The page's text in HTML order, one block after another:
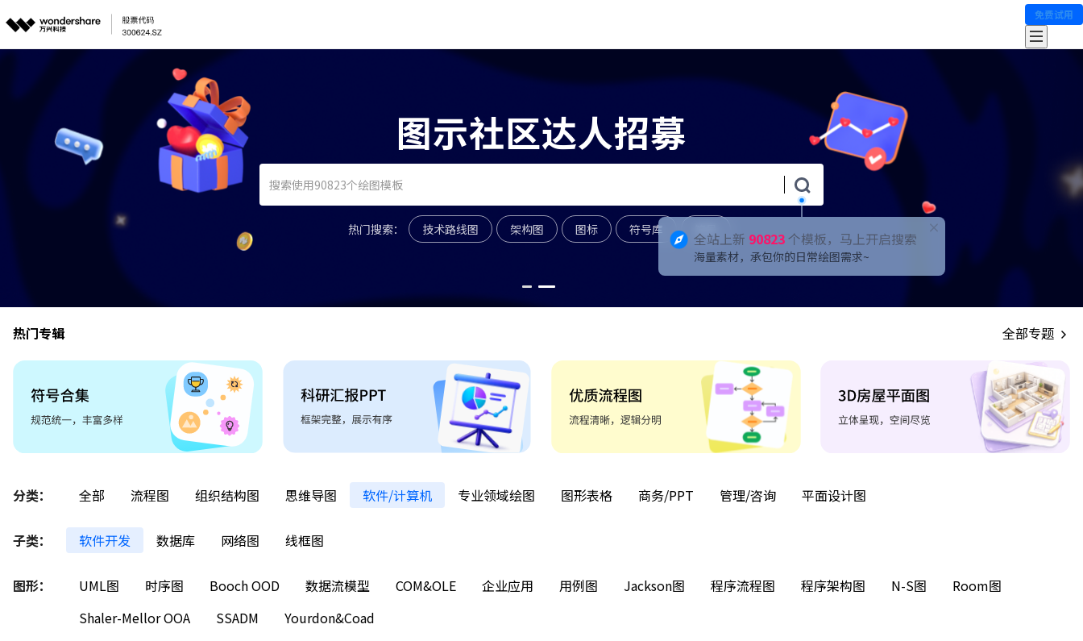
免费试用
图示社区达人招募
全站上新 90823个模板，马上开启搜索
海量素材，承包你的日常绘图需求~
热门搜索： 技术路线图 架构图 图标 符号库 符号
热门专辑 全部专题
分类： 全部 流程图 组织结构图 思维导图 软件/计算机 专业领域绘图 图形表格 商务/PPT 管理/咨询 平面设计图
子类： 软件开发 数据库 网络图 线框图
图形： UML图 时序图 Booch OOD 数据流模型 COM&OLE 企业应用 用例图 Jackson图 程序流程图 程序架构图 N-S图
Room图
Shaler-Mellor OOA
SSADM Yourdon&Coad